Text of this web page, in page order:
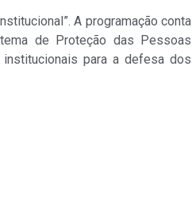
A programação conta
de Proteção das Pessoas
institucionais para a defesa dos